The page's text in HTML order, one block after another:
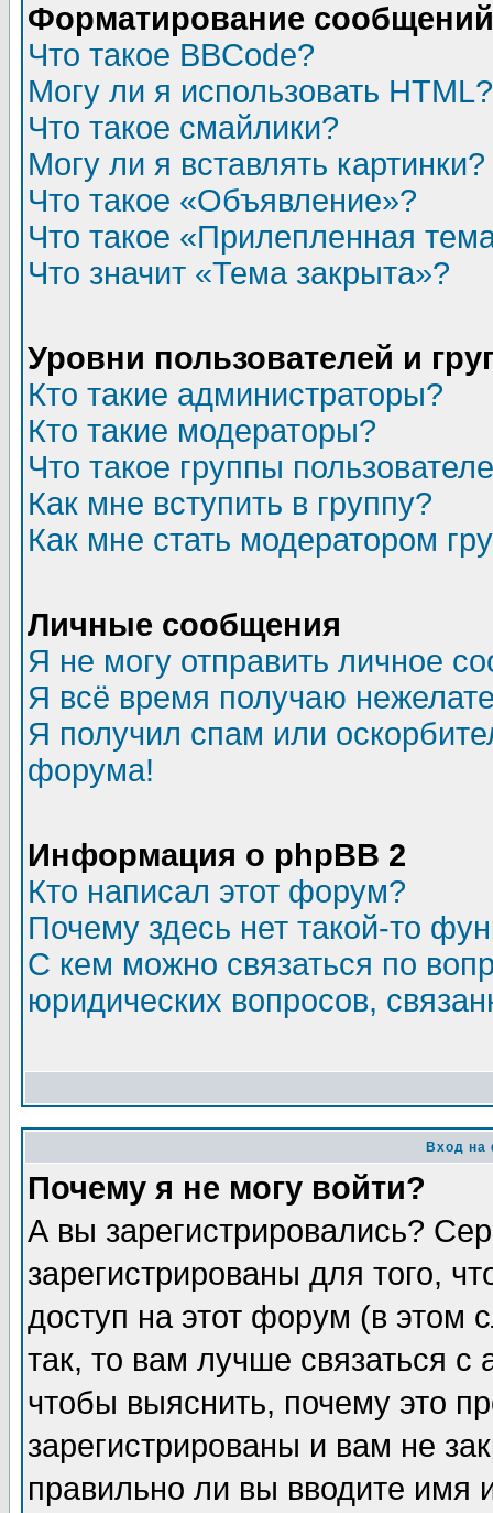
Форматирование
Что такое BBCode?
Могу ли я использовать HTML?
Что такое смайлики?
Могу ли я вставлять картинки?
Что такое «Объявление»?
Что такое «Прилепленная
Что значит «Тема закрыта»?
Уровни пользователей и
Кто такие администраторы?
Кто такие модераторы?
Что такое группы
Как мне вступить в группу?
Как мне стать модератором
Личные сообщения
Я не могу отправить личное
Я всё время получаю
Я получил спам или
форума!
Информация о phpBB 2
Кто написал этот форум?
Почему здесь нет такой-то
С кем можно связаться по
юридических вопросов,
Вход на
Почему я не могу войти?
А вы зарегистрировались?
зарегистрированы для того,
доступ на этот форум (в этом
так, то вам лучше связаться
чтобы выяснить, почему это
зарегистрированы и вам не
правильно ли вы вводите